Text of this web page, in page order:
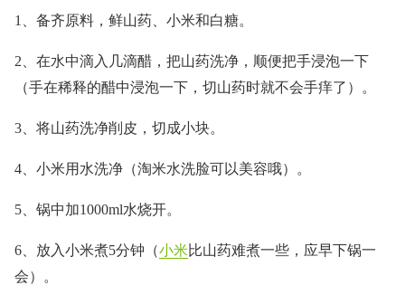
1、备齐原料，鲜山药、小米和白糖。
2、在水中滴入几滴醋，把山药洗净，顺便把手浸泡一下
（手在稀释的醋中浸泡一下，切山药时就不会手痒了）。
3、将山药洗净削皮，切成小块。
4、小米用水洗净（淘米水洗脸可以美容哦）。
5、锅中加1000ml水烧开。
6、放入小米煮5分钟（小米比山药难煮一些，应早下锅一
会）。